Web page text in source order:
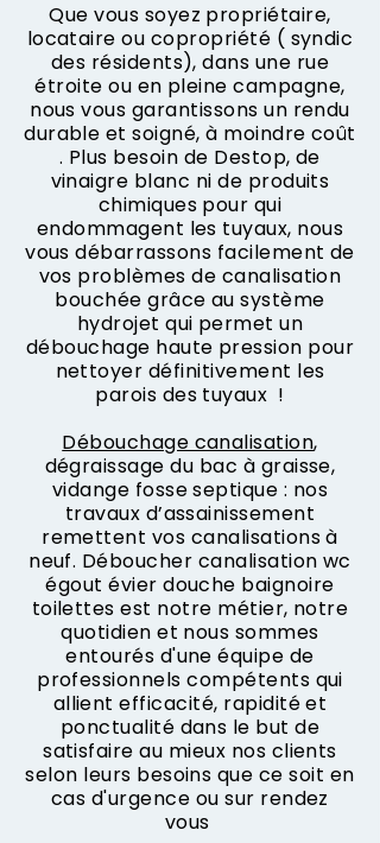
Que vous soyez propriétaire,
locataire ou copropriété ( syndic
des résidents), dans une rue
étroite ou en pleine campagne,
nous vous garantissons un rendu
durable et soigné, à moindre coût
. Plus besoin de Destop, de
vinaigre blanc ni de produits
chimiques pour qui
endommagent les tuyaux, nous
vous débarrassons facilement de
vos problèmes de canalisation
bouchée grâce au système
hydrojet qui permet un
débouchage haute pression pour
nettoyer définitivement les
parois des tuyaux !
Débouchage canalisation,
dégraissage du bac à graisse,
vidange fosse septique : nos
travaux d’assainissement
remettent vos canalisations à
neuf. Déboucher canalisation wc
égout évier douche baignoire
toilettes est notre métier, notre
quotidien et nous sommes
entourés d'une équipe de
professionnels compétents qui
allient efficacité, rapidité et
ponctualité dans le but de
satisfaire au mieux nos clients
selon leurs besoins que ce soit en
cas d'urgence ou sur rendez
vous